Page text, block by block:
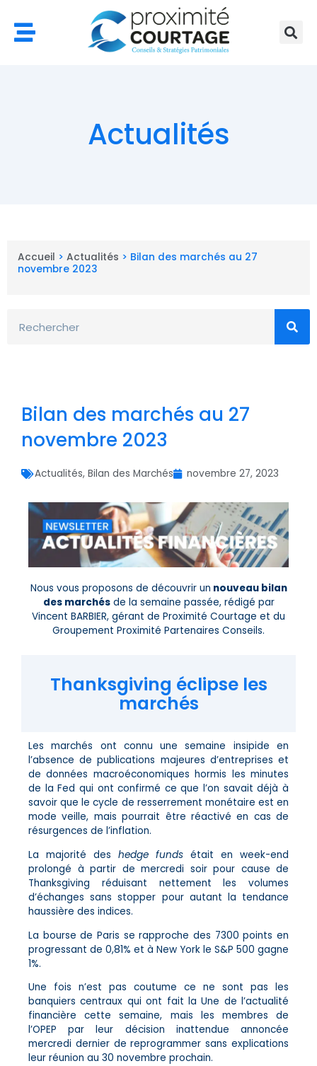
contenu
Actualités
Accueil > Actualités > Bilan des marchés au 27
novembre 2023
Bilan des marchés au 27
novembre 2023
Actualités, Bilan des Marchés novembre 27, 2023
Nous vous proposons de découvrir un nouveau bilan
des marchésde la semaine passée, rédigé par
Vincent BARBIER, gérant de Proximité Courtage et du
Groupement Proximité Partenaires Conseils.
Thanksgiving éclipse les
marchés
Les marchés ont connu une semaine insipide en
l’absence de publications majeures d’entreprises et
de données macroéconomiques hormis les minutes
de la Fed qui ont confirmé ce que l’on savait déjà à
savoir que le cycle de resserrement monétaire est en
mode veille, mais pourrait être réactivé en cas de
résurgences de l’inflation.
La majorité des hedge funds était en week-end
prolongé à partir de mercredi soir pour cause de
Thanksgiving réduisant nettement les volumes
d’échanges sans stopper pour autant la tendance
haussière des indices.
La bourse de Paris se rapproche des 7300 points en
progressant de 0,81% et à New York le S&P 500 gagne
1%.
Une fois n’est pas coutume ce ne sont pas les
banquiers centraux qui ont fait la Une de l’actualité
financière cette semaine, mais les membres de
l’OPEP par leur décision inattendue annoncée
mercredi dernier de reprogrammer sans explications
leur réunion au 30 novembre prochain.